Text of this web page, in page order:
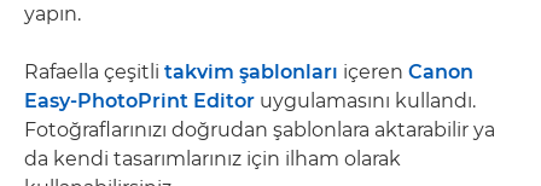
yapın.
Rafaella çeşitli takvim şablonları içeren Canon
Easy-PhotoPrint Editor uygulamasını kullandı.
Fotoğraflarınızı doğrudan şablonlara aktarabilir ya
da kendi tasarımlarınız için ilham olarak